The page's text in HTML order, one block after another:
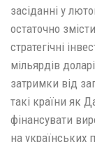
засіданні у
остаточно
стратегічні
мільярдів
затримки від
такі країни як
фінансувати
на українських